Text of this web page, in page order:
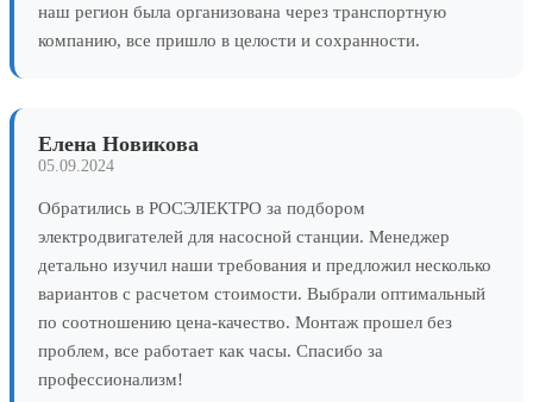
наш регион была организована через транспортную
компанию, все пришло в целости и сохранности.
Елена Новикова
05.09.2024
Обратились в РОСЭЛЕКТРО за подбором
электродвигателей для насосной станции. Менеджер
детально изучил наши требования и предложил несколько
вариантов с расчетом стоимости. Выбрали оптимальный
по соотношению цена-качество. Монтаж прошел без
проблем, все работает как часы. Спасибо за
профессионализм!